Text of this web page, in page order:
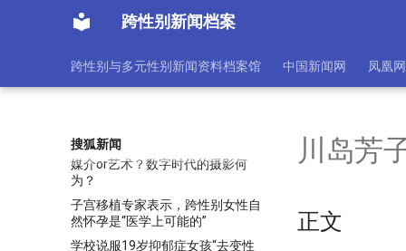
跨性别新闻档案
跨性别与多元性别新闻资料档案馆 中国新闻网 凤凰网
搜狐新闻
富豪，丈夫直到入土不知道她是男
人
如何反串为另一种性别
个漂亮，今最大59岁，最小35岁
媒介or艺术？数字时代的摄影何
为？
子宫移植专家表示，跨性别女性自
然怀孕是“医学上可能的”
学校说服19岁抑郁症女孩“去变性
川岛芳
正文